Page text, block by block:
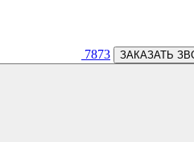
7873 ЗАКАЗАТЬ